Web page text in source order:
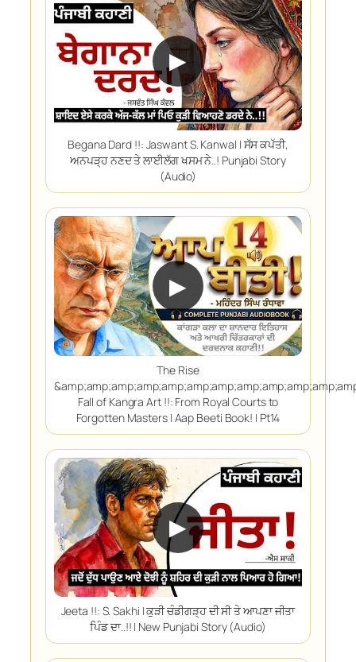
▶
Begana Dard !!: Jaswant S. Kanwal | ਸੱਸ ਕਪੱਤੀ,
ਅਨਪੜ੍ਹ ਨਣਦ ਤੇ ਲਾਈਲੱਗ ਖਸਮ ਨੇ..! Punjabi Story
(Audio)
▶
The Rise
Fall of Kangra Art !!: From Royal Courts to
Forgotten Masters | Aap Beeti Book! | Pt14
▶
Jeeta !!: S. Sakhi | ਕੁੜੀ ਚੰਡੀਗੜ੍ਹ ਦੀ ਸੀ ਤੇ ਆਪਣਾ ਜੀਤਾ
ਪਿੰਡ ਦਾ..!! | New Punjabi Story (Audio)